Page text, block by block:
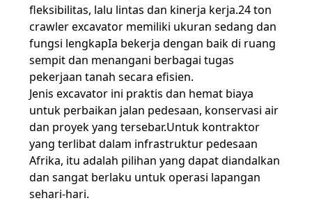
fleksibilitas, lalu lintas dan kinerja kerja.24 ton
crawler excavator memiliki ukuran sedang dan
fungsi lengkapIa bekerja dengan baik di ruang
sempit dan menangani berbagai tugas
pekerjaan tanah secara efisien.
Jenis excavator ini praktis dan hemat biaya
untuk perbaikan jalan pedesaan, konservasi air
dan proyek yang tersebar.Untuk kontraktor
yang terlibat dalam infrastruktur pedesaan
Afrika, itu adalah pilihan yang dapat diandalkan
dan sangat berlaku untuk operasi lapangan
sehari-hari.